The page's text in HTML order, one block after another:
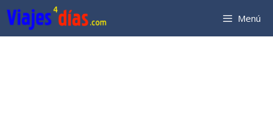
Saltar
al
contenido
Menú